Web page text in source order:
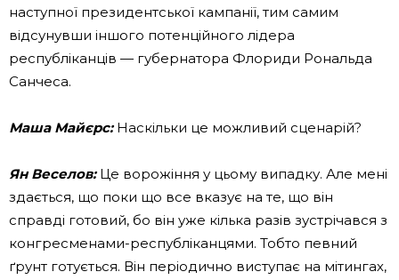
наступної президентської кампанії, тим самим
відсунувши іншого потенційного лідера
республіканців — губернатора Флориди Рональда
Санчеса.
Маша Майєрс:Наскільки це можливий сценарій?
Ян Веселов: Це ворожіння у цьому випадку. Але мені
здається, що поки що все вказує на те, що він
справді готовий, бо він уже кілька разів зустрічався з
конгресменами-республіканцями. Тобто певний
ґрунт готується. Він періодично виступає на мітингах,